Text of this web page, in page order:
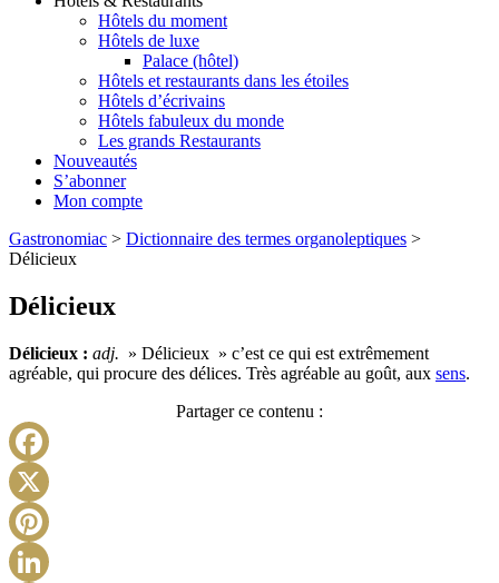
Hôtels du moment
Hôtels de luxe
Palace (hôtel)
Hôtels et restaurants dans les étoiles
Hôtels d’écrivains
Hôtels fabuleux du monde
Les grands Restaurants
Nouveautés
S’abonner
Mon compte
Gastronomiac > Dictionnaire des termes organoleptiques >
Délicieux
Délicieux
Délicieux : adj. » Délicieux » c’est ce qui est extrêmement
agréable, qui procure des délices. Très agréable au goût, aux sens.
Partager ce contenu :